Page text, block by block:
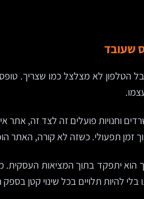
שעובד
הטלפון לא מצלצל כמו שצריך.
וחנויות פועלים זה לצד זה,
זמן תפעולי. כשזה לא קורה, האתר
הוא יתפקד בתוך המציאות העסקית.
להיות תלויים בכל שינוי קטן בספק